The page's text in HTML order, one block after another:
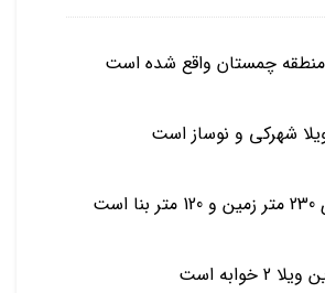
منطقه چمستان واقع شده است
شهرکی و نوساز است
ویلا 2 خوابه است